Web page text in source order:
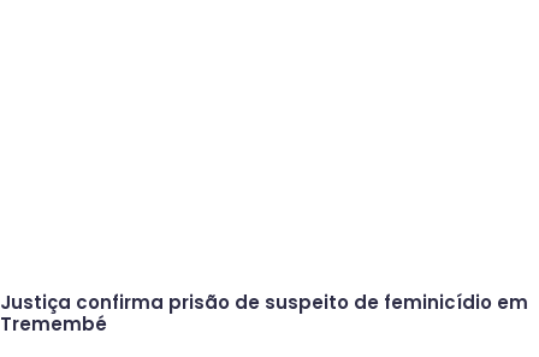
Justiça confirma prisão de suspeito de feminicídio em
Tremembé